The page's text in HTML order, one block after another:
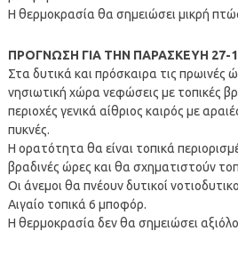
Η θερμοκρασία θα σημειώσει μικρή
ΠΡΟΓΝΩΣΗ ΓΙΑ ΤΗΝ ΠΑΡΑΣΚΕΥΗ 27-
Στα δυτικά και πρόσκαιρα τις πρωινές
νησιωτική χώρα νεφώσεις με τοπικές
περιοχές γενικά αίθριος καιρός με
πυκνές.
Η ορατότητα θα είναι τοπικά
βραδινές ώρες και θα σχηματιστούν
Οι άνεμοι θα πνέουν δυτικοί
Αιγαίο τοπικά 6 μποφόρ.
Η θερμοκρασία δεν θα σημειώσει